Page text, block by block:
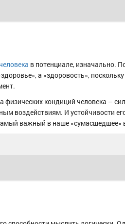
в потенциале, изначально.
а «здоровость»,
физических кондиций человека –
воздействиям. И устойчивости
важный в наше «сумасшедшее»